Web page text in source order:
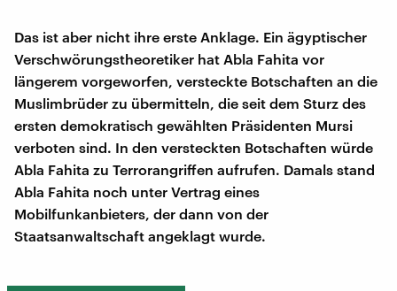
Das ist aber nicht ihre erste Anklage. Ein ägyptischer
Verschwörungstheoretiker hat Abla Fahita vor
längerem vorgeworfen, versteckte Botschaften an die
Muslimbrüder zu übermitteln, die seit dem Sturz des
ersten demokratisch gewählten Präsidenten Mursi
verboten sind. In den versteckten Botschaften würde
Abla Fahita zu Terrorangriffen aufrufen. Damals stand
Abla Fahita noch unter Vertrag eines
Mobilfunkanbieters, der dann von der
Staatsanwaltschaft angeklagt wurde.